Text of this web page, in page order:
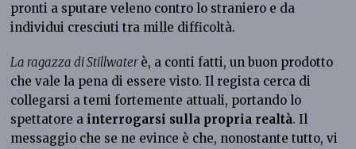
pronti a sputare veleno contro lo straniero e da
individui cresciuti tra mille difficoltà.
La ragazza di Stillwater è, a conti fatti, un buon prodotto
che vale la pena di essere visto. Il regista cerca di
collegarsi a temi fortemente attuali, portando lo
spettatore a interrogarsi sulla propria realtà. Il
messaggio che se ne evince è che, nonostante tutto, vi